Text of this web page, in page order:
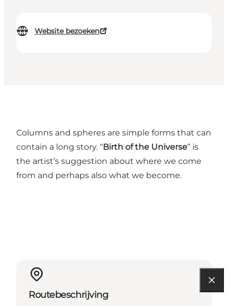
Website bezoeken
Columns and spheres are simple forms that can
contain a long story. “Birth of the Universe” is
the artist’s suggestion about where we come
from and perhaps also what we become.
Routebeschrijving